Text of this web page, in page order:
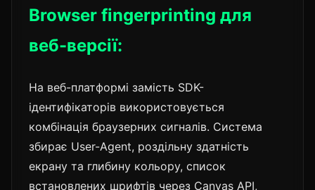
Browser fingerprinting для
веб-версії:
На веб-платформі замість SDK-
ідентифікаторів використовується
комбінація браузерних сигналів. Система
збирає User-Agent, роздільну здатність
екрану та глибину кольору, список
встановлених шрифтів через Canvas API,